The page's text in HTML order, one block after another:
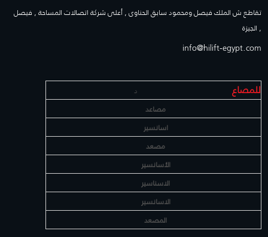
تقاطع ش الملك فيصل ومحمود سابق الحناوى , أعلى شركة اتصالات المساحة , فيصل
, الجيزة
info@hilift-egypt.com
للمصاع
د
مصاعد
اسانسير
مصعد
الأسانسير
الاسناسير
الاسانسير
المصعد